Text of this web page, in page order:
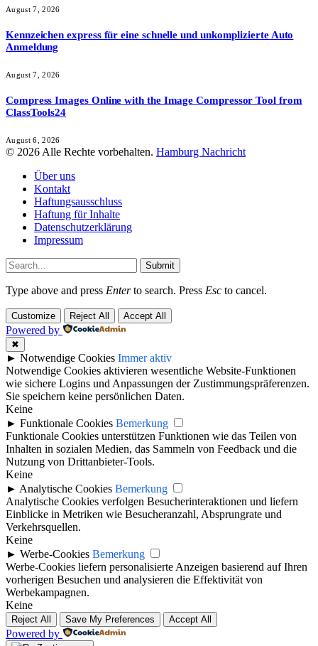
August 7, 2026
Kennzeichen express für eine schnelle und unkomplizierte Auto
Anmeldung
August 7, 2026
Compress Images Online with the Image Compressor Tool from
ClassTools24
August 6, 2026
© 2026 Alle Rechte vorbehalten. Hamburg Nachricht
Über uns
Kontakt
Haftungsausschluss
Haftung für Inhalte
Datenschutzerklärung
Impressum
Submit
Type above and press Enterto search. Press Esc to cancel.
Customize Reject All Accept All
Powered by
✖
► Notwendige Cookies Immer aktiv
Notwendige Cookies aktivieren wesentliche Website-Funktionen
wie sichere Logins und Anpassungen der Zustimmungspräferenzen.
Sie speichern keine persönlichen Daten.
Keine
► Funktionale Cookies Bemerkung
Funktionale Cookies unterstützen Funktionen wie das Teilen von
Inhalten in sozialen Medien, das Sammeln von Feedback und die
Nutzung von Drittanbieter-Tools.
Keine
► Analytische Cookies Bemerkung
Analytische Cookies verfolgen Besucherinteraktionen und liefern
Einblicke in Metriken wie Besucheranzahl, Absprungrate und
Verkehrsquellen.
Keine
► Werbe-Cookies Bemerkung
Werbe-Cookies liefern personalisierte Anzeigen basierend auf Ihren
vorherigen Besuchen und analysieren die Effektivität von
Werbekampagnen.
Keine
Reject All Save My Preferences Accept All
Powered by